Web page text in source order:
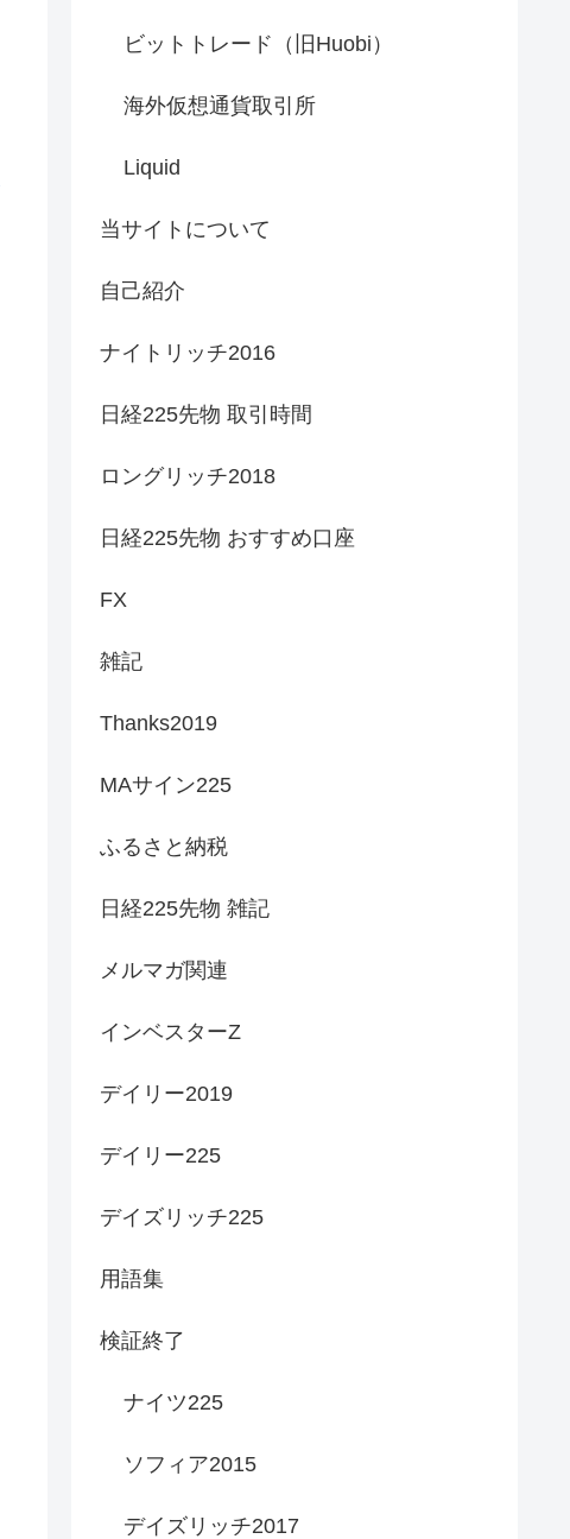
ビットトレード（旧Huobi）
海外仮想通貨取引所
Liquid
当サイトについて
自己紹介
ナイトリッチ2016
日経225先物 取引時間
ロングリッチ2018
日経225先物 おすすめ口座
FX
雑記
Thanks2019
MAサイン225
ふるさと納税
日経225先物 雑記
メルマガ関連
インベスターZ
デイリー2019
デイリー225
デイズリッチ225
用語集
検証終了
ナイツ225
ソフィア2015
デイズリッチ2017